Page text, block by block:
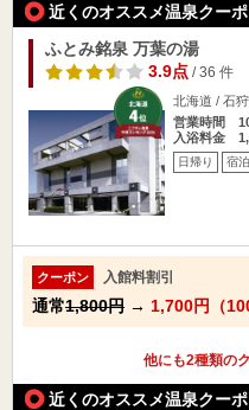
近くのオススメ温泉クー
ふとみ銘泉 万葉の湯
3.9点/ 36 件
北海道 / 石
営業時間
入浴料金
日帰り 宿泊
クーポン 入館料割引
通常1,800円 → 1,700円（
他にも2種類の
近くのオススメ温泉クー